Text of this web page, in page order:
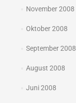
November 2008
Oktober 2008
September 2008
August 2008
Juni 2008